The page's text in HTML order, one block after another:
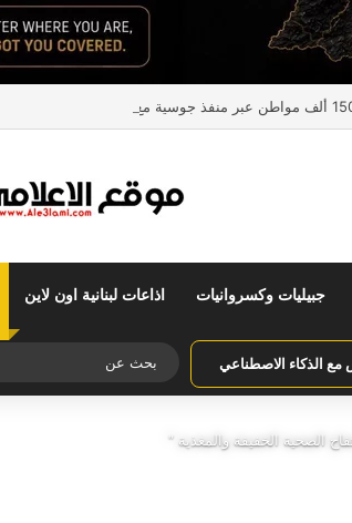
جبيليات وكسروانيات اذاعات لبنانية اون لاين
الذكاء الاصطناعي
الصحية الخفيفة والمغذية “